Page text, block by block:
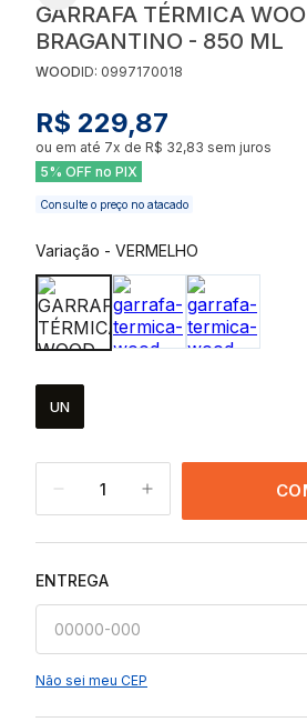
GARRAFA TÉRMICA
BRAGANTINO - 850 ML
WOODID: 0997170018
R$ 229,87
ou em até 7x de R$ 32,83 sem juros
5% OFF no PIX
Consulte o preço no atacado
Variação - VERMELHO
UN
1
ENTREGA
Não sei meu CEP